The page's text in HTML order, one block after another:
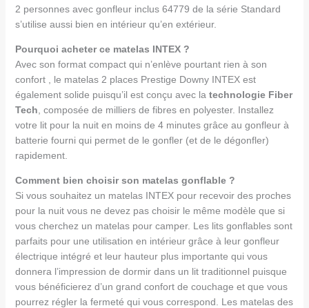
2 personnes avec gonfleur inclus 64779 de la série Standard
s’utilise aussi bien en intérieur qu’en extérieur.
Pourquoi acheter ce matelas INTEX ?
Avec son format compact qui n’enlève pourtant rien à son
confort , le matelas 2 places Prestige Downy INTEX est
également solide puisqu’il est conçu avec la technologie Fiber
Tech , composée de milliers de fibres en polyester. Installez
votre lit pour la nuit en moins de 4 minutes grâce au gonfleur à
batterie fourni qui permet de le gonfler (et de le dégonfler)
rapidement.
Comment bien choisir son matelas gonflable ?
Si vous souhaitez un matelas INTEX pour recevoir des proches
pour la nuit vous ne devez pas choisir le même modèle que si
vous cherchez un matelas pour camper. Les lits gonflables sont
parfaits pour une utilisation en intérieur grâce à leur gonfleur
électrique intégré et leur hauteur plus importante qui vous
donnera l’impression de dormir dans un lit traditionnel puisque
vous bénéficierez d’un grand confort de couchage et que vous
pourrez régler la fermeté qui vous correspond. Les matelas des